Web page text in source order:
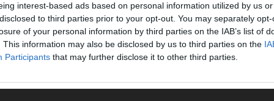
interest-based ads based on personal information utilized by us
to third parties prior to your opt-out. You may separately
of your personal information by third parties on the IAB’s list of
This information may also be disclosed by us to third parties on the
Participants that may further disclose it to other third parties.
Redaktion | FLASH
OXA setzt mit ihrem Song „Set Me Free“ ein starkes
Statement im Finale. Mit ihrer einzigartigen Stimme
und ihrer intensiven Bühnenpräsenz reißt OXA das
Performance den Sieg holen?